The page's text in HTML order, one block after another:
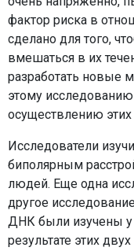
фактор риска в
сделано для того,
вмешаться в их
разработать новые
этому
осуществлению этих
Исследователи
биполярным
людей. Еще одна
другое
ДНК были изучены у
результате этих